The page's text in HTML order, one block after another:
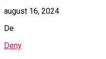
august 16, 2024
De
Deny